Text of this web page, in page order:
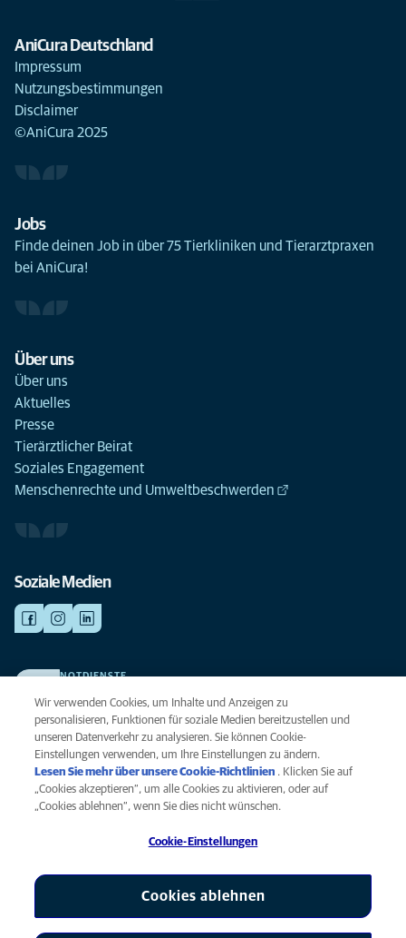
AniCura Deutschland
Impressum
Nutzungsbestimmungen
Disclaimer
©AniCura 2025
Jobs
Finde deinen Job in über 75 Tierkliniken und Tierarztpraxen
bei AniCura!
Über uns
Über uns
Aktuelles
Presse
Tierärztlicher Beirat
Soziales Engagement
Menschenrechte und Umweltbeschwerden
Soziale Medien
NOTDIENSTE
beste Versorgung verdient.
Datenschutz
Legal
Hinweis zu Cookies
AniCura ist eine Tochtergesellschaft von Mars, Inc © 2026
Wir verwenden Cookies, um Inhalte und Anzeigen zu
personalisieren, Funktionen für soziale Medien bereitzustellen und
unseren Datenverkehr zu analysieren. Sie können Cookie-
Einstellungen verwenden, um Ihre Einstellungen zu ändern.
Lesen Sie mehr über unsere Cookie-Richtlinien (opens in a new
tab)
. Klicken Sie auf
„Cookies akzeptieren“, um alle Cookies zu aktivieren, oder auf
„Cookies ablehnen“, wenn Sie dies nicht wünschen.
Cookie-Einstellungen
Cookies ablehnen